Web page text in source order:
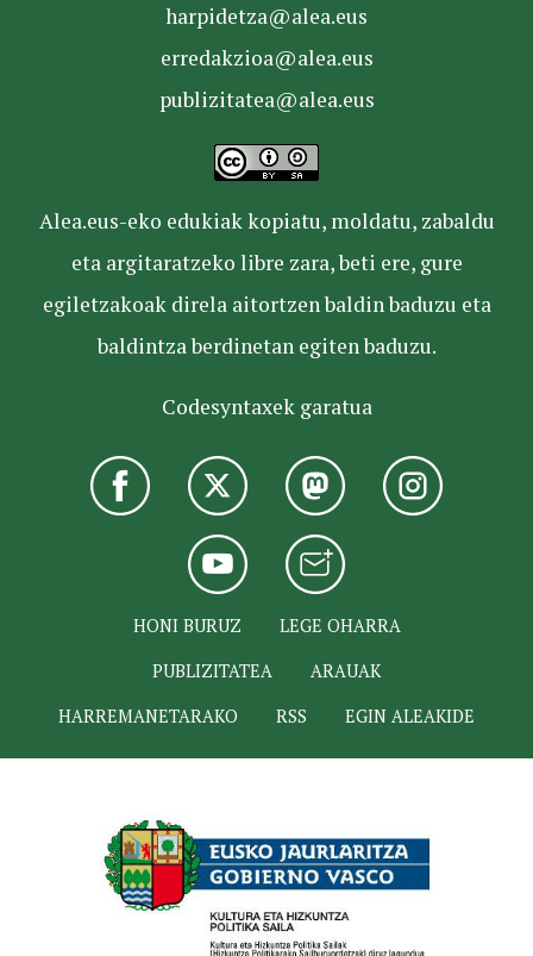
harpidetza@alea.eus
erredakzioa@alea.eus
publizitatea@alea.eus
Alea.eus-eko edukiak kopiatu, moldatu, zabaldu
eta argitaratzeko libre zara, beti ere, gure
egiletzakoak direla aitortzen baldin baduzu eta
baldintza berdinetan egiten baduzu.
Codesyntaxek garatua
HONI BURUZ
LEGE OHARRA
PUBLIZITATEA
ARAUAK
HARREMANETARAKO
RSS EGIN ALEAKIDE